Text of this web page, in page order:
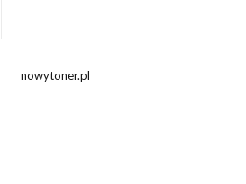
nowytoner.pl